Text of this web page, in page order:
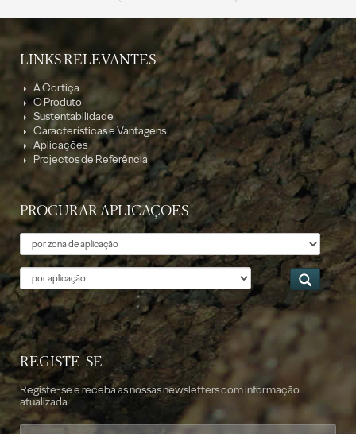
LINKS RELEVANTES
A Cortiça
O Produto
Sustentabilidade
Características e Vantagens
Aplicações
Projectos de Referência
PROCURAR APLICAÇÕES
Tema
Aplicação
REGISTE-SE
Registe-se e receba as nossas newsletters com informação
atualizada.